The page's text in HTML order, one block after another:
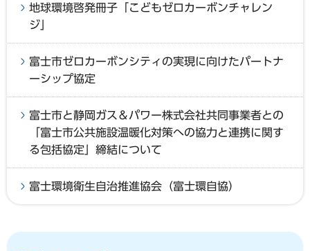
地球環境啓発冊子「こどもゼロカーボンチャレン
ジ」
富士市ゼロカーボンシティの実現に向けたパートナ
ーシップ協定
富士市と静岡ガス＆パワー株式会社共同事業者との
「富士市公共施設温暖化対策への協力と連携に関す
る包括協定」締結について
富士環境衛生自治推進協会（富士環自協）